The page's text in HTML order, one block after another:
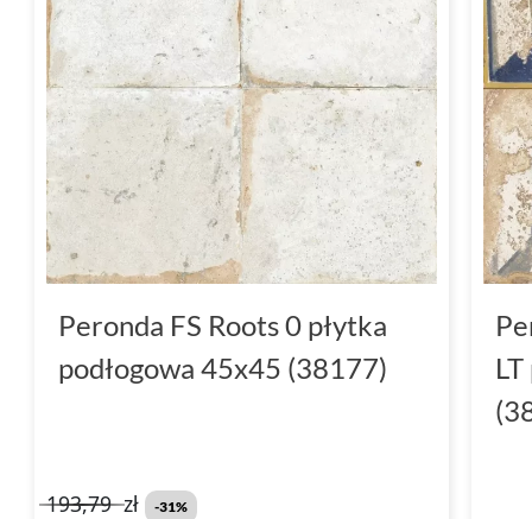
Peronda FS Roots 0 płytka
podłogowa 45x45 (38177)
193,79zł -31%